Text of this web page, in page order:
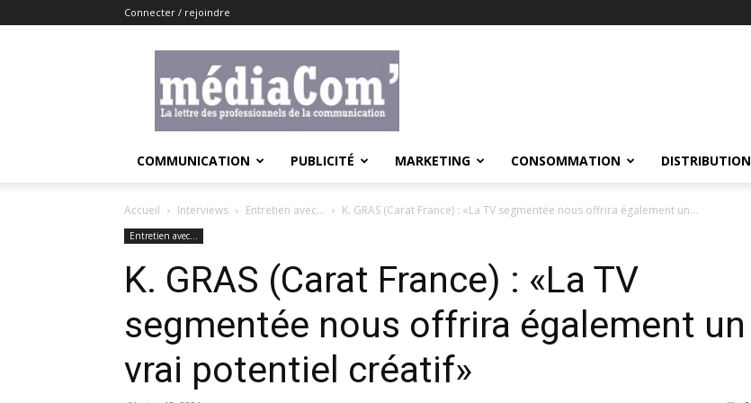
Connecter / rejoindre
COMMUNICATION PUBLICITÉ MARKETING CONSOMMATION DISTRIBUTION
Accueil Interviews Entretien avec... K. GRAS (Carat France) : «La TV segmentée nous offrira également un...
Entretien avec...
K. GRAS (Carat France) : «La TV
segmentée nous offrira également un
vrai potentiel créatif»